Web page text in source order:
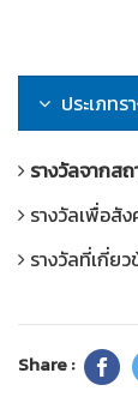
ประเภทร
รางวัลจากส
รางวัลเพื่อสั
รางวัลที่เกี่ย
Share :